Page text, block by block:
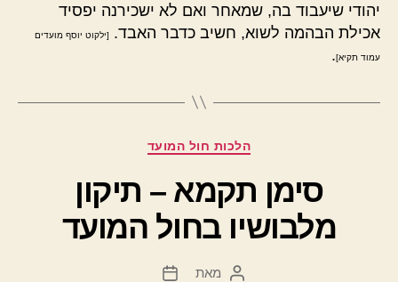
יהודי שיעבוד בה, שמאחר ואם לא ישכירנה יפסיד
אכילת הבהמה לשוא, חשיב כדבר האבד.
[ילקוט יוסף מועדים
עמוד תקיא].
קטגוריות
הלכות חול המועד
סימן תקמא – תיקון
מלבושיו בחול המועד
המחבר
מאת
תאריך